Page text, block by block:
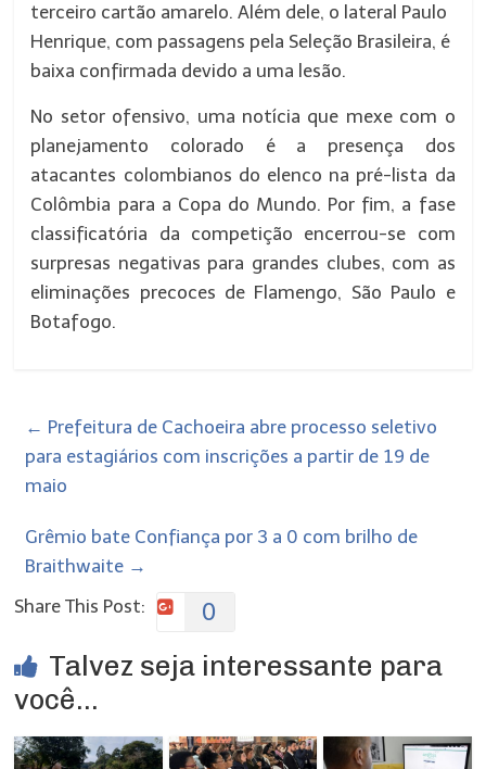
terceiro cartão amarelo. Além dele, o lateral Paulo
Henrique, com passagens pela Seleção Brasileira, é
baixa confirmada devido a uma lesão.
No setor ofensivo, uma notícia que mexe com o
planejamento colorado é a presença dos
atacantes colombianos do elenco na pré-lista da
Colômbia para a Copa do Mundo. Por fim, a fase
classificatória da competição encerrou-se com
surpresas negativas para grandes clubes, com as
eliminações precoces de Flamengo, São Paulo e
Botafogo.
← Prefeitura de Cachoeira abre processo seletivo
para estagiários com inscrições a partir de 19 de
maio
Grêmio bate Confiança por 3 a 0 com brilho de
Braithwaite →
Share This Post:
0
Talvez seja interessante para
você...